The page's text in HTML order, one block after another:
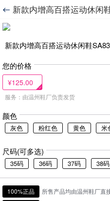
 新款内增高百搭运动休闲
新款内增高百搭运动休闲鞋
您的价格
¥125.00
服务：由温州鞋厂负责发货
颜色
灰色 粉红色 黄色 米
尺码(可多选)
35码 36码 37码 38码
100%正品
所售产品均由温州鞋厂直